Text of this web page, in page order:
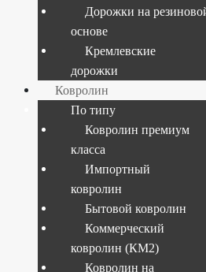
› Products Без
Ковер Shaggy Viva 30
Ковер
1.2×1.8 м
34100
Дорожки на
основе
Кремлевские
дорожки
Ковролин
По типу
Ковролин премиум
класса
Импортный
ковролин
Бытовой ковролин
Коммерческий
ковролин (КМ2)
Ковролин на